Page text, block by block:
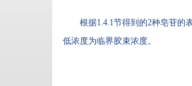
根据1.4.1节得到的2种皂苷的表
低浓度为临界胶束浓度。